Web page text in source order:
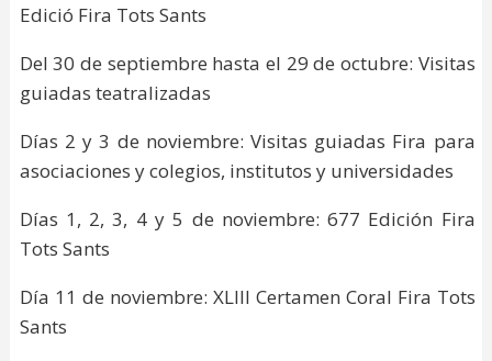
Edició Fira Tots Sants
Del 30 de septiembre hasta el 29 de octubre: Visitas
guiadas teatralizadas
Días 2 y 3 de noviembre: Visitas guiadas Fira para
asociaciones y colegios, institutos y universidades
Días 1, 2, 3, 4 y 5 de noviembre: 677 Edición Fira
Tots Sants
Día 11 de noviembre: XLIII Certamen Coral Fira Tots
Sants